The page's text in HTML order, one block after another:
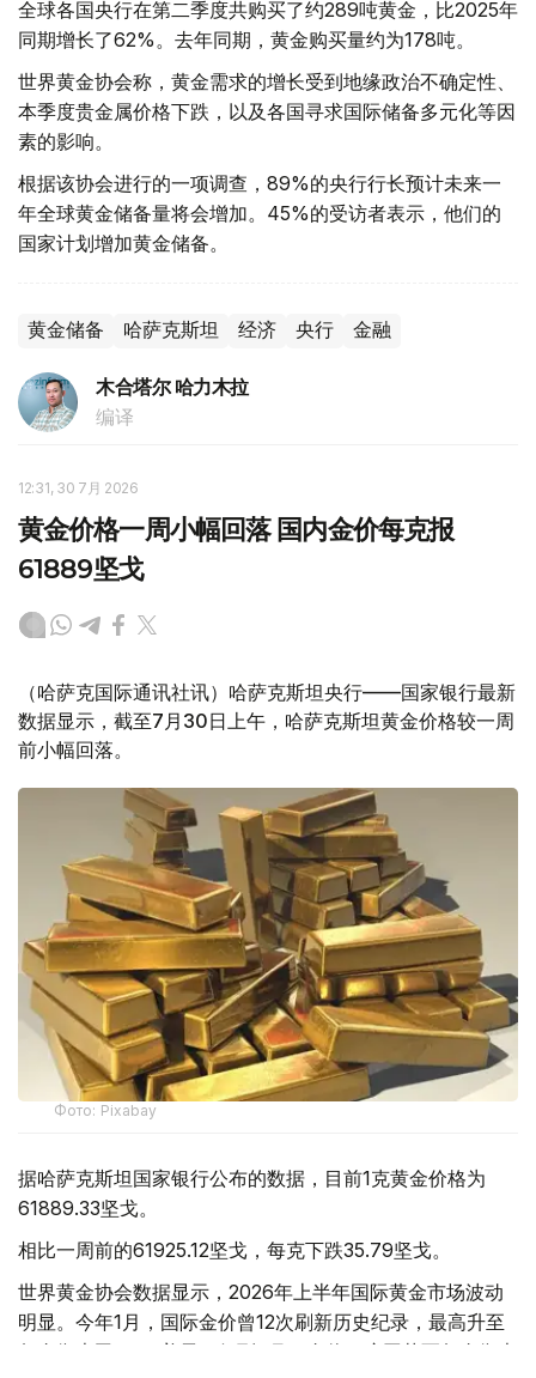
全球各国央行在第二季度共购买了约289吨黄金，比2025年
同期增长了62%。去年同期，黄金购买量约为178吨。
世界黄金协会称，黄金需求的增长受到地缘政治不确定性、
本季度贵金属价格下跌，以及各国寻求国际储备多元化等因
素的影响。
根据该协会进行的一项调查，89%的央行行长预计未来一
年全球黄金储备量将会增加。45%的受访者表示，他们的
国家计划增加黄金储备。
黄金储备 哈萨克斯坦 经济 央行 金融
木合塔尔 哈力木拉
编译
12:31, 30 7月 2026
黄金价格一周小幅回落 国内金价每克报
61889坚戈
（哈萨克国际通讯社讯）哈萨克斯坦央行——国家银行最新
数据显示，截至7月30日上午，哈萨克斯坦黄金价格较一周
前小幅回落。
Фото: Pixabay
据哈萨克斯坦国家银行公布的数据，目前1克黄金价格为
61889.33坚戈。
相比一周前的61925.12坚戈，每克下跌35.79坚戈。
世界黄金协会数据显示，2026年上半年国际黄金市场波动
明显。今年1月，国际金价曾12次刷新历史纪录，最高升至
每金衡盎司5405美元；但到6月，金价一度回落至每金衡盎